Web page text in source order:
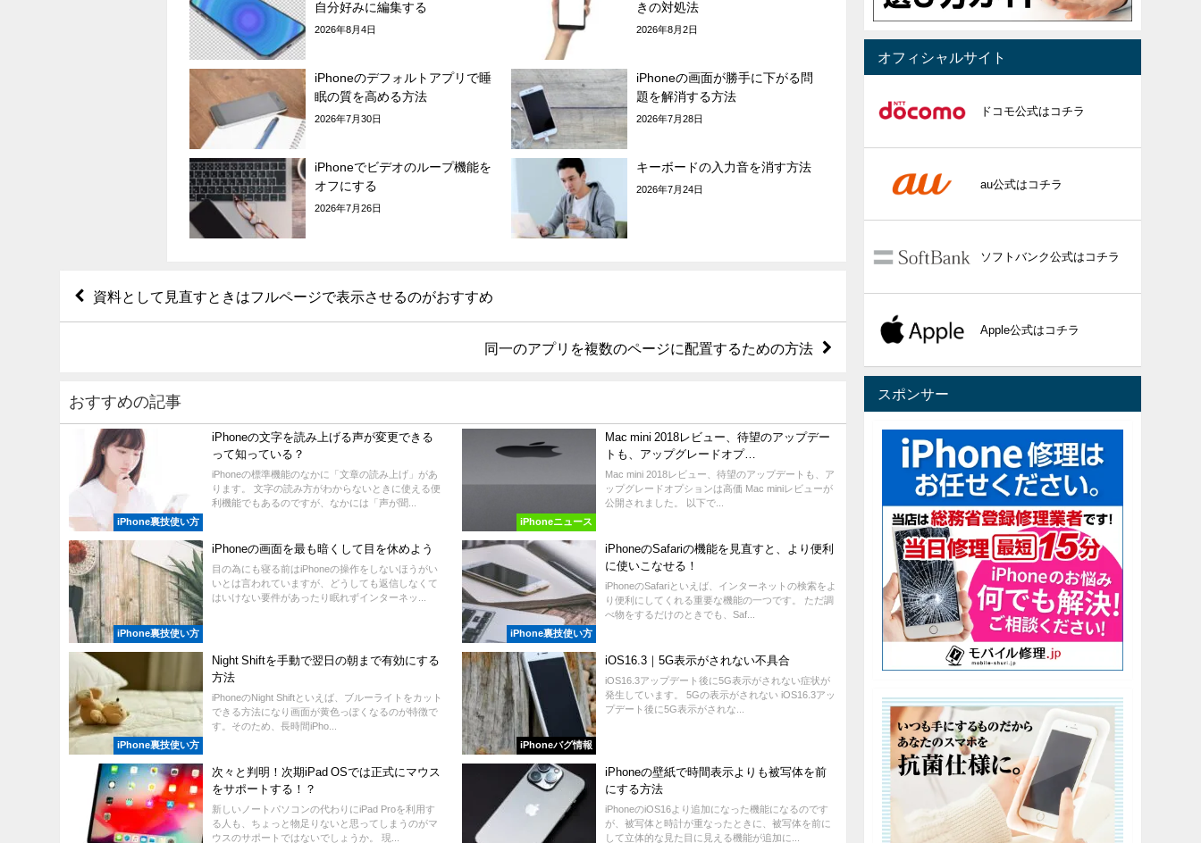
自分好みに編集する
2026年8月4日
きの対処法
2026年8月2日
iPhoneのデフォルトアプリで睡
眠の質を高める方法
2026年7月30日
iPhoneの画面が勝手に下がる問
題を解消する方法
2026年7月28日
iPhoneでビデオのループ機能を
オフにする
2026年7月26日
キーボードの入力音を消す方法
2026年7月24日
資料として見直すときはフルページで表示させるのがおすすめ
同一のアプリを複数のページに配置するための方法
おすすめの記事
iPhone裏技使い方
iPhoneの文字を読み上げる声が変更できる
って知っている？
iPhoneの標準機能のなかに「文章の読み上げ」があ
ります。 文字の読み方がわからないときに使える便
利機能でもあるのですが、なかには「声が聞...
iPhoneニュース
Mac mini 2018レビュー、待望のアップデー
トも、アップグレードオプ…
Mac mini 2018レビュー、待望のアップデートも、ア
ップグレードオプションは高価 Mac miniレビューが
公開されました。 以下で...
iPhone裏技使い方
iPhoneの画面を最も暗くして目を休めよう
目の為にも寝る前はiPhoneの操作をしないほうがい
いとは言われていますが、どうしても返信しなくて
はいけない要件があったり眠れずインターネッ...
iPhone裏技使い方
iPhoneのSafariの機能を見直すと、より便利
に使いこなせる！
iPhoneのSafariといえば、インターネットの検索をよ
り便利にしてくれる重要な機能の一つです。 ただ調
べ物をするだけのときでも、Saf...
iPhone裏技使い方
Night Shiftを手動で翌日の朝まで有効にする
方法
iPhoneのNight Shiftといえば、ブルーライトをカット
できる方法になり画面が黄色っぽくなるのが特徴で
す。そのため、長時間iPho...
iPhoneバグ情報
iOS16.3｜5G表示がされない不具合
iOS16.3アップデート後に5G表示がされない症状が
発生しています。 5Gの表示がされない iOS16.3アッ
プデート後に5G表示がされな...
次々と判明！次期iPad OSでは正式にマウス
をサポートする！？
新しいノートパソコンの代わりにiPad Proを利用す
る人も、ちょっと物足りないと思ってしまうのがマ
ウスのサポートではないでしょうか。 現...
iPhoneの壁紙で時間表示よりも被写体を前
にする方法
iPhoneのiOS16より追加になった機能になるのです
が、被写体と時計が重なったときに、被写体を前に
して立体的な見た目に見える機能が追加に...
オフィシャルサイト
ドコモ公式はコチラ
au公式はコチラ
ソフトバンク公式はコチラ
Apple公式はコチラ
スポンサー